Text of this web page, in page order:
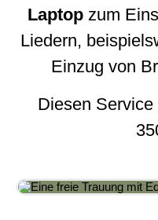
Laptop zum
Liedern,
Einzug von
Diesen